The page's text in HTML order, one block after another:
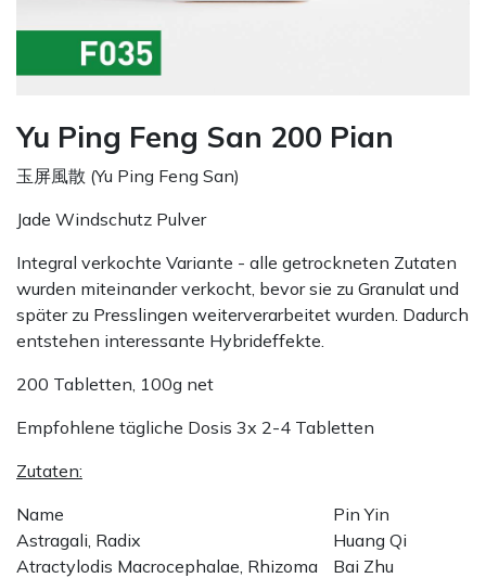
Yu Ping Feng San 200 Pian
玉屏風散 (Yu Ping Feng San)
Jade Windschutz Pulver
Integral verkochte Variante - alle getrockneten Zutaten
wurden miteinander verkocht, bevor sie zu Granulat und
später zu Presslingen weiterverarbeitet wurden. Dadurch
entstehen interessante Hybrideffekte.
200 Tabletten, 100g net
Empfohlene tägliche Dosis 3x 2-4 Tabletten
Zutaten:
Name
Pin Yin
Astragali, Radix
Huang Qi
Atractylodis Macrocephalae, Rhizoma
Bai Zhu